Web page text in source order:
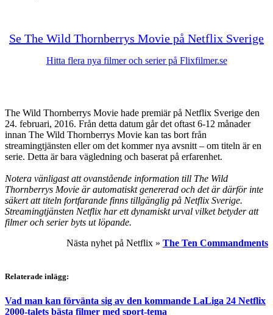
Se The Wild Thornberrys Movie på Netflix Sverige
Hitta flera nya filmer och serier på Flixfilmer.se
The Wild Thornberrys Movie hade premiär på Netflix Sverige den
24. februari, 2016. Från detta datum går det oftast 6-12 månader
innan The Wild Thornberrys Movie kan tas bort från
streamingtjänsten eller om det kommer nya avsnitt – om titeln är en
serie. Detta är bara vägledning och baserat på erfarenhet.
Notera vänligast att ovanstående information till The Wild
Thornberrys Movie är automatiskt genererad och det är därför inte
säkert att titeln fortfarande finns tillgänglig på Netflix Sverige.
Streamingtjänsten Netflix har ett dynamiskt urval vilket betyder att
filmer och serier byts ut löpande.
Nästa nyhet på Netflix » The Ten Commandments
Relaterade inlägg:
Vad man kan förvänta sig av den kommande LaLiga 24 Netflix
2000-talets bästa filmer med sport-tema